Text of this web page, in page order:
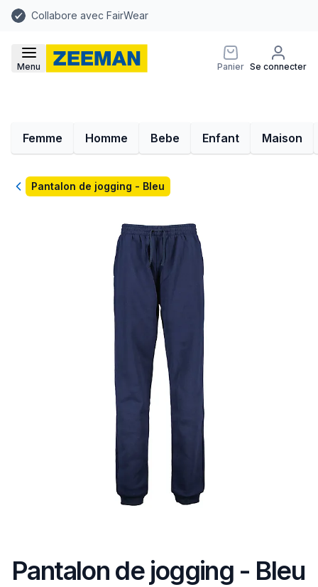
Collabore avec FairWear
Menu Panier Se connecter
Femme Homme Bebe Enfant Maison
RetourPantalon de jogging - Bleu
Pantalon de jogging - Bleu